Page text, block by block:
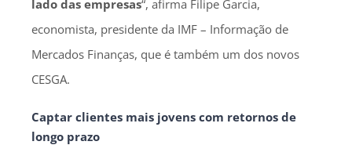
lado das empresas“, afirma Filipe Garcia,
economista, presidente da IMF – Informação de
Mercados Finanças, que é também um dos novos
CESGA.
Captar clientes mais jovens com retornos de
longo prazo